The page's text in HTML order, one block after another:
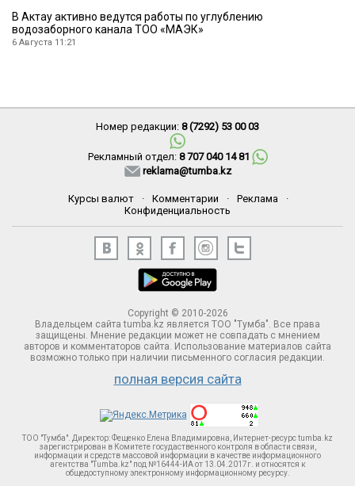
В Актау активно ведутся работы по углублению
водозаборного канала ТОО «МАЭК»
6 Августа 11:21
Номер редакции: 8 (7292) 53 00 03
Рекламный отдел: 8 707 040 14 81
reklama@tumba.kz
Курсы валют · Комментарии · Реклама
·
Конфиденциальность
Copyright © 2010-2026
Владельцем сайта tumba.kz является ТОО "Тумба". Все права
защищены. Мнение редакции может не совпадать с мнением
авторов и комментаторов сайта. Использование материалов сайта
возможно только при наличии письменного согласия редакции.
полная версия сайта
ТОО "Тумба". Директор: Фещенко Елена Владимировна, Интернет-ресурс tumba.kz
зарегистрирован в Комитете госудаственного контроля в области связи,
информации и средств массовой информации в качестве информационного
агентства "Tumba.kz" под №16444-ИА от 13.04.2017г. и относятся к
общедоступному электронному информационному ресурсу.